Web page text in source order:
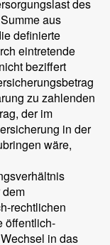
des
aus
definierte
eintretende
beziffert
zu zahlenden
der im
in der
wäre,
rechtlichen
öffentlich-
in das